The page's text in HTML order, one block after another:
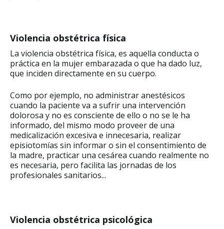
Violencia obstétrica física
La violencia obstétrica física, es aquella conducta o
práctica en la mujer embarazada o que ha dado luz,
que inciden directamente en su cuerpo.
Como por ejemplo, no administrar anestésicos
cuando la paciente va a sufrir una intervención
dolorosa y no es consciente de ello o no se le ha
informado, del mismo modo proveer de una
medicalización excesiva e innecesaria, realizar
episiotomías sin informar o sin el consentimiento de
la madre, practicar una cesárea cuando realmente no
es necesaria, pero facilita las jornadas de los
profesionales sanitarios...
Violencia obstétrica psicológica